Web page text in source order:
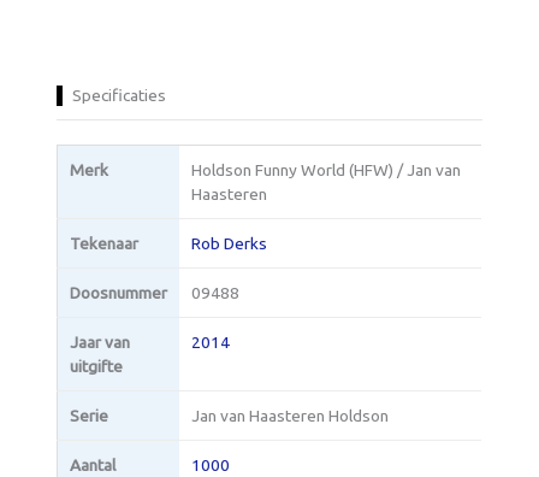
Specificaties
Merk
Holdson Funny World (HFW) / Jan van
Haasteren
Tekenaar Rob Derks
Doosnummer 09488
Jaar van
uitgifte
2014
Serie Jan van Haasteren Holdson
Aantal
1000